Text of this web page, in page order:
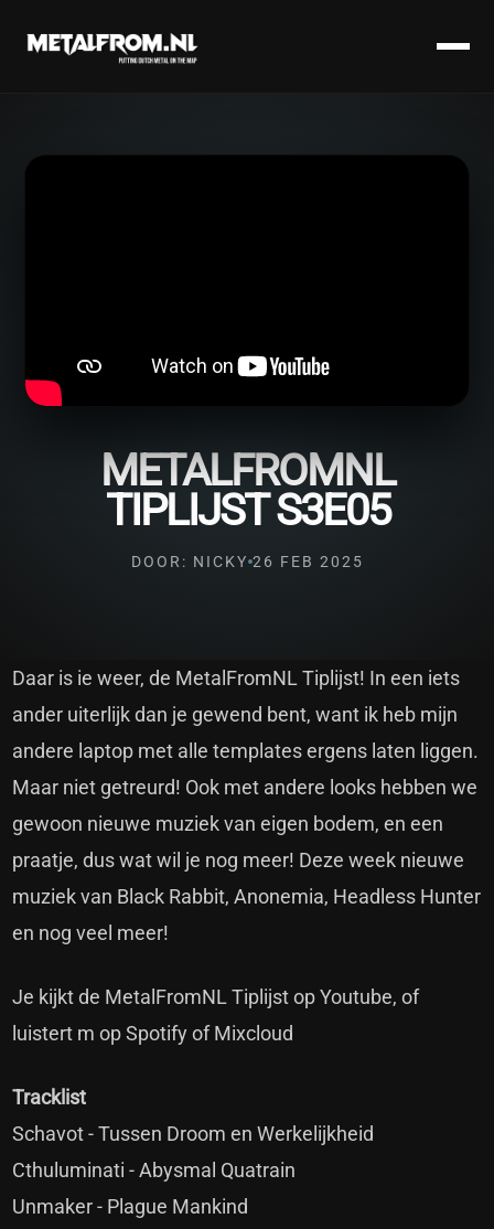
METALFROMNL
TIPLIJST S3E05
DOOR: NICKY 26 FEB 2025
Daar is ie weer, de MetalFromNL Tiplijst! In een iets
ander uiterlijk dan je gewend bent, want ik heb mijn
andere laptop met alle templates ergens laten liggen.
Maar niet getreurd! Ook met andere looks hebben we
gewoon nieuwe muziek van eigen bodem, en een
praatje, dus wat wil je nog meer! Deze week nieuwe
muziek van Black Rabbit, Anonemia, Headless Hunter
en nog veel meer!
Je kijkt de MetalFromNL Tiplijst op Youtube, of
luistert m op Spotify of Mixcloud
Tracklist
Schavot - Tussen Droom en Werkelijkheid
Cthuluminati - Abysmal Quatrain
Unmaker - Plague Mankind